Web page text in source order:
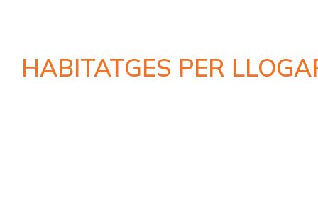
HABITATGES PER